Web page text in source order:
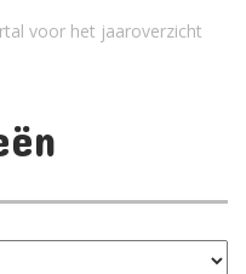
voor het jaaroverzicht